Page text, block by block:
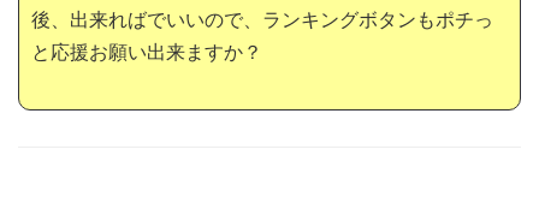
後、出来ればでいいので、ランキングボタンもポチっ
と応援お願い出来ますか？